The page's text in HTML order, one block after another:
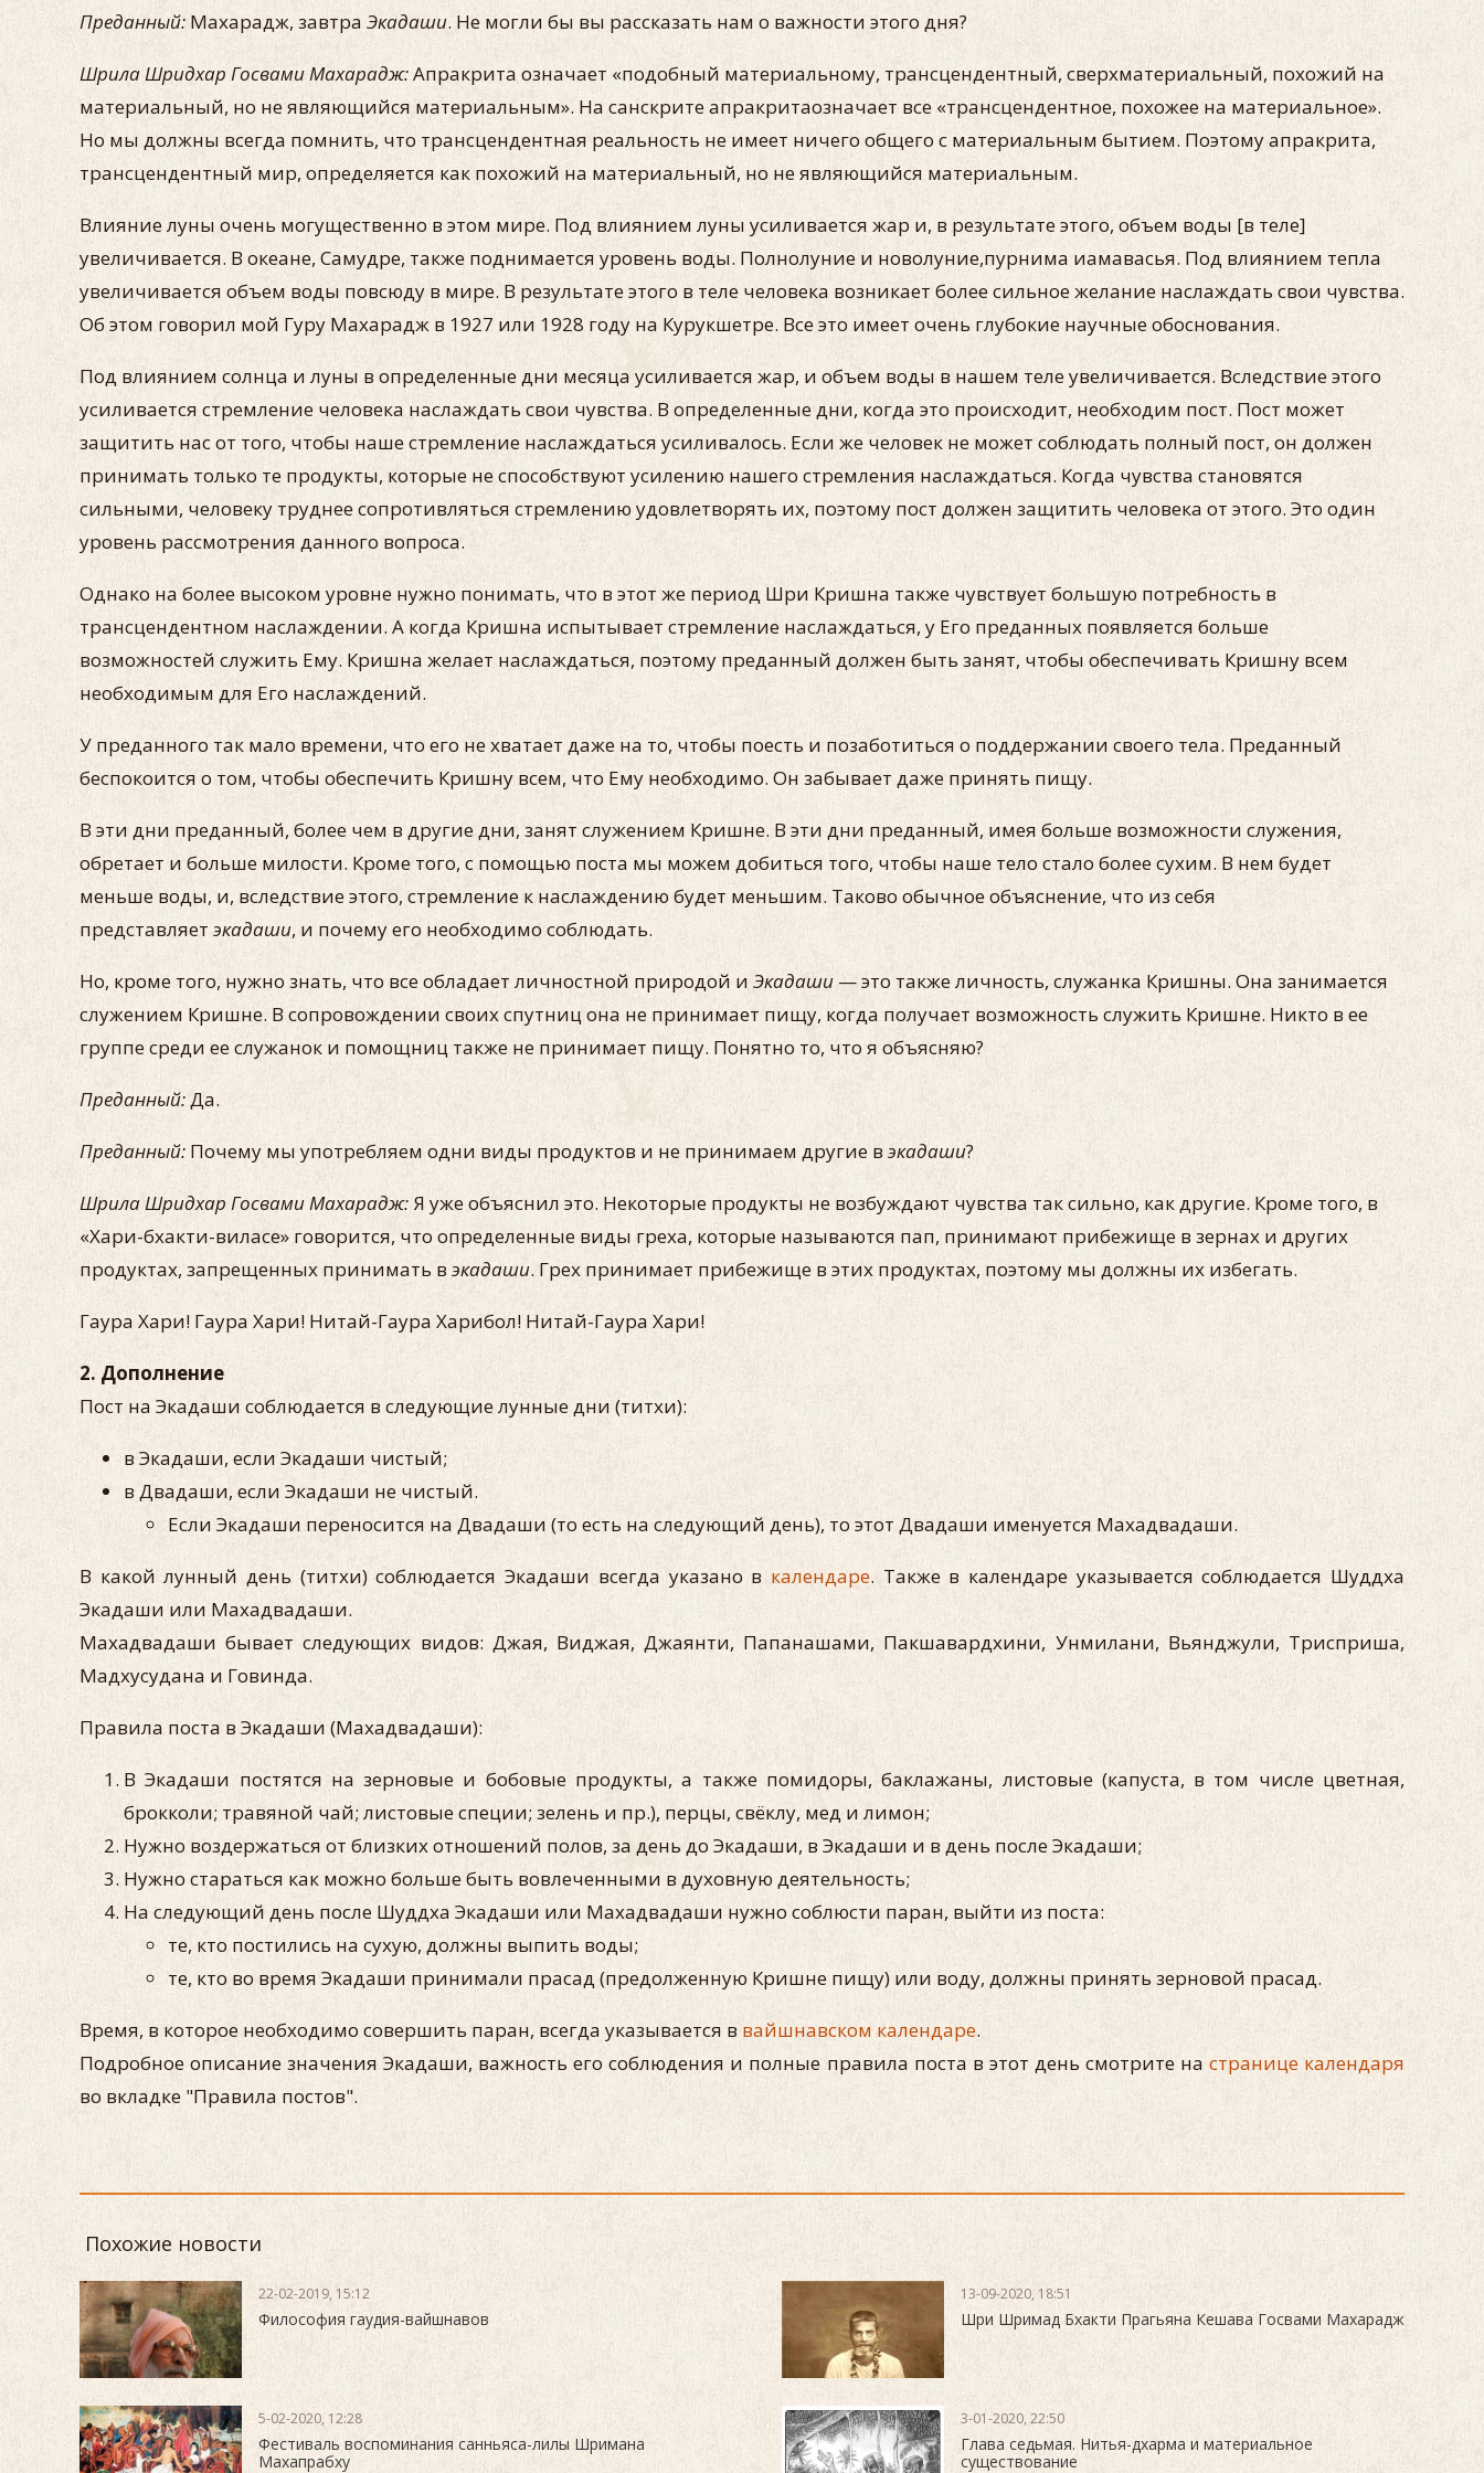
Преданный: Махарадж, завтра Экадаши. Не могли бы вы рассказать нам о важности этого дня?
Шрила Шридхар Госвами Махарадж:Апракрита означает «подобный материальному, трансцендентный, сверхматериальный, похожий на
материальный, но не являющийся материальным». На санскрите апракритаозначает все «трансцендентное, похожее на материальное».
Но мы должны всегда помнить, что трансцендентная реальность не имеет ничего общего с материальным бытием. Поэтому апракрита,
трансцендентный мир, определяется как похожий на материальный, но не являющийся материальным.
Влияние луны очень могущественно в этом мире. Под влиянием луны усиливается жар и, в результате этого, объем воды [в теле]
увеличивается. В океане, Самудре, также поднимается уровень воды. Полнолуние и новолуние,пурнима иамавасья. Под влиянием тепла
увеличивается объем воды повсюду в мире. В результате этого в теле человека возникает более сильное желание наслаждать свои чувства.
Об этом говорил мой Гуру Махарадж в 1927 или 1928 году на Курукшетре. Все это имеет очень глубокие научные обоснования.
Под влиянием солнца и луны в определенные дни месяца усиливается жар, и объем воды в нашем теле увеличивается. Вследствие этого
усиливается стремление человека наслаждать свои чувства. В определенные дни, когда это происходит, необходим пост. Пост может
защитить нас от того, чтобы наше стремление наслаждаться усиливалось. Если же человек не может соблюдать полный пост, он должен
принимать только те продукты, которые не способствуют усилению нашего стремления наслаждаться. Когда чувства становятся
сильными, человеку труднее сопротивляться стремлению удовлетворять их, поэтому пост должен защитить человека от этого. Это один
уровень рассмотрения данного вопроса.
Однако на более высоком уровне нужно понимать, что в этот же период Шри Кришна также чувствует большую потребность в
трансцендентном наслаждении. А когда Кришна испытывает стремление наслаждаться, у Его преданных появляется больше
возможностей служить Ему. Кришна желает наслаждаться, поэтому преданный должен быть занят, чтобы обеспечивать Кришну всем
необходимым для Его наслаждений.
У преданного так мало времени, что его не хватает даже на то, чтобы поесть и позаботиться о поддержании своего тела. Преданный
беспокоится о том, чтобы обеспечить Кришну всем, что Ему необходимо. Он забывает даже принять пищу.
В эти дни преданный, более чем в другие дни, занят служением Кришне. В эти дни преданный, имея больше возможности служения,
обретает и больше милости. Кроме того, с помощью поста мы можем добиться того, чтобы наше тело стало более сухим. В нем будет
меньше воды, и, вследствие этого, стремление к наслаждению будет меньшим. Таково обычное объяснение, что из себя
представляет экадаши, и почему его необходимо соблюдать.
Но, кроме того, нужно знать, что все обладает личностной природой и Экадаши — это также личность, служанка Кришны. Она занимается
служением Кришне. В сопровождении своих спутниц она не принимает пищу, когда получает возможность служить Кришне. Никто в ее
группе среди ее служанок и помощниц также не принимает пищу. Понятно то, что я объясняю?
Преданный:Да.
Преданный: Почему мы употребляем одни виды продуктов и не принимаем другие в экадаши?
Шрила Шридхар Госвами Махарадж: Я уже объяснил это. Некоторые продукты не возбуждают чувства так сильно, как другие. Кроме того, в
«Хари-бхакти-виласе» говорится, что определенные виды греха, которые называются пап, принимают прибежище в зернах и других
продуктах, запрещенных принимать в экадаши. Грех принимает прибежище в этих продуктах, поэтому мы должны их избегать.
Гаура Хари! Гаура Хари! Нитай-Гаура Харибол! Нитай-Гаура Хари!
2. Дополнение
Пост на Экадаши соблюдается в следующие лунные дни (титхи):
в Экадаши, если Экадаши чистый;
в Двадаши, если Экадаши не чистый.
Если Экадаши переносится на Двадаши (то есть на следующий день), то этот Двадаши именуется Махадвадаши.
В какой лунный день (титхи) соблюдается Экадаши всегда указано в календаре. Также в календаре указывается соблюдается Шуддха
Экадаши или Махадвадаши.
Махадвадаши бывает следующих видов: Джая, Виджая, Джаянти, Папанашами, Пакшавардхини, Унмилани, Вьянджули, Трисприша,
Мадхусудана и Говинда.
Правила поста в Экадаши (Махадвадаши):
В Экадаши постятся на зерновые и бобовые продукты, а также помидоры, баклажаны, листовые (капуста, в том числе цветная,
брокколи; травяной чай; листовые специи; зелень и пр.), перцы, свёклу, мед и лимон;
Нужно воздержаться от близких отношений полов, за день до Экадаши, в Экадаши и в день после Экадаши;
Нужно стараться как можно больше быть вовлеченными в духовную деятельность;
На следующий день после Шуддха Экадаши или Махадвадаши нужно соблюсти паран, выйти из поста:
те, кто постились на сухую, должны выпить воды;
те, кто во время Экадаши принимали прасад (предолженную Кришне пищу) или воду, должны принять зерновой прасад.
Время, в которое необходимо совершить паран, всегда указывается в вайшнавском календаре.
Подробное описание значения Экадаши, важность его соблюдения и полные правила поста в этот день смотрите на странице календаря
во вкладке "Правила постов".
Похожие новости
22-02-2019, 15:12
Философия гаудия-вайшнавов
13-09-2020, 18:51
Шри Шримад Бхакти Прагьяна Кешава Госвами Махарадж
5-02-2020, 12:28
Фестиваль воспоминания санньяса-лилы Шримана
Махапрабху
3-01-2020, 22:50
Глава седьмая. Нитья-дхарма и материальное
существование